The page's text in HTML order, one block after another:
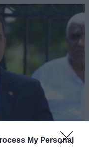
My Personal
dreptul de
vor să îi